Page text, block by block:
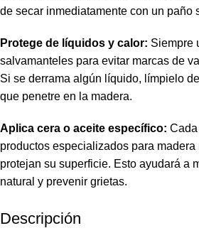
de secar inmediatamente con un paño
Protege de líquidos y calor: Siempre
salvamanteles para evitar marcas de
Si se derrama algún líquido, límpielo
que penetre en la madera.
Aplica cera o aceite específico:
productos especializados para
protejan su superficie. Esto ayudará a
natural y prevenir grietas.
Descripción